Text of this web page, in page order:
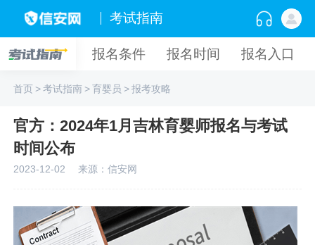
考试指南
报名条件 报名时间 报名入口
首页>考试指南>育婴员 >报考攻略
官方：2024年1月吉林育婴师报名与考试
时间公布
2023-12-02 来源：信安网